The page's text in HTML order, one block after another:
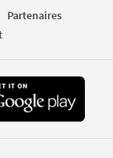
Partenaires